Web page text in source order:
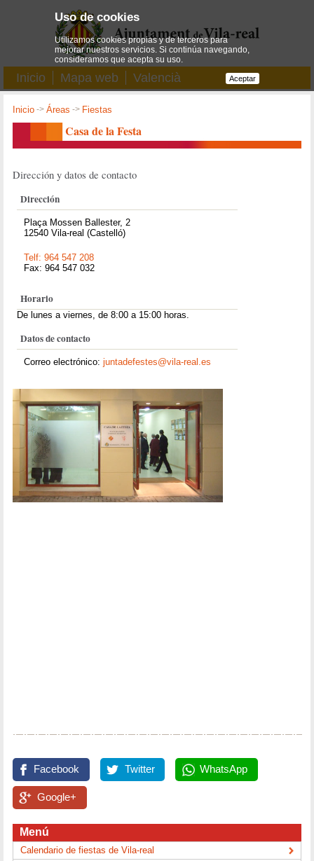
Inicio Mapa web Valencià
Inicio ->Áreas -> Fiestas
Casa de la Festa
Dirección y datos de contacto
Dirección
Plaça Mossen Ballester, 2
12540 Vila-real (Castelló)
Telf: 964 547 208
Fax: 964 547 032
Horario
De lunes a viernes, de 8:00 a 15:00 horas.
Datos de contacto
Correo electrónico:juntadefestes@vila-real.es
Facebook Twitter WhatsApp
Google+
Menú
Calendario de fiestas de Vila-real
Uso de cookies
Utilizamos cookies propias y de terceros para
mejorar nuestros servicios. Si continúa navegando,
consideramos que acepta su uso.
Aceptar